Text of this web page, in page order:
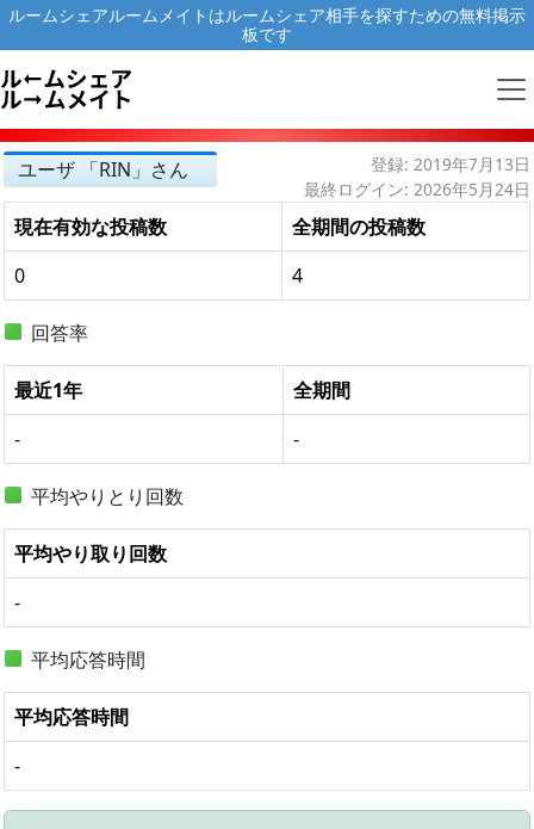
ルームシェアルームメイトはルームシェア相手を探すための無料掲示
板です
ユーザ 「RIN」さん
登録: 2019年7月13日
最終ログイン: 2026年5月24日
現在有効な投稿数
全期間の投稿数
0
4
回答率
最近1年
全期間
-
-
平均やりとり回数
平均やり取り回数
-
平均応答時間
平均応答時間
-